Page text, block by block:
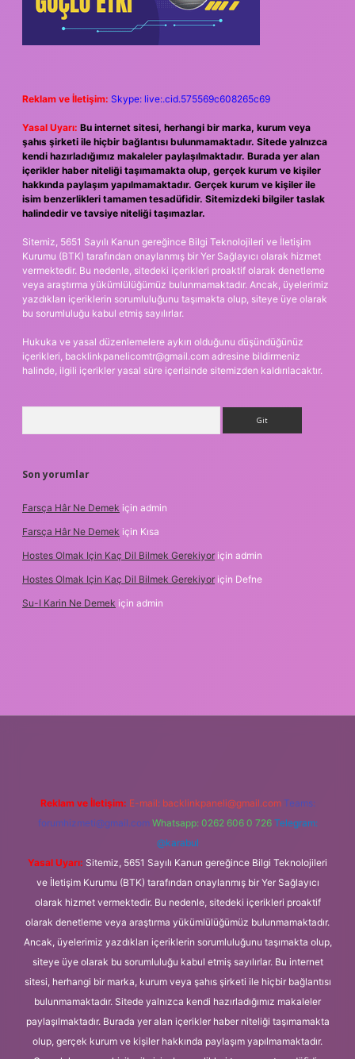
Reklam ve İletişim: Skype: live:.cid.575569c608265c69
Yasal Uyarı: Bu internet sitesi, herhangi bir marka, kurum veya
şahıs şirketi ile hiçbir bağlantısı bulunmamaktadır. Sitede yalnızca
kendi hazırladığımız makaleler paylaşılmaktadır. Burada yer alan
içerikler haber niteliği taşımamakta olup, gerçek kurum ve kişiler
hakkında paylaşım yapılmamaktadır. Gerçek kurum ve kişiler ile
isim benzerlikleri tamamen tesadüfidir. Sitemizdeki bilgiler taslak
halindedir ve tavsiye niteliği taşımazlar.
Sitemiz, 5651 Sayılı Kanun gereğince Bilgi Teknolojileri ve İletişim
Kurumu (BTK) tarafından onaylanmış bir Yer Sağlayıcı olarak hizmet
vermektedir. Bu nedenle, sitedeki içerikleri proaktif olarak denetleme
veya araştırma yükümlülüğümüz bulunmamaktadır. Ancak, üyelerimiz
yazdıkları içeriklerin sorumluluğunu taşımakta olup, siteye üye olarak
bu sorumluluğu kabul etmiş sayılırlar.
Hukuka ve yasal düzenlemelere aykırı olduğunu düşündüğünüz
içerikleri, backlinkpanelicomtr@gmail.com adresine bildirmeniz
halinde, ilgili içerikler yasal süre içerisinde sitemizden kaldırılacaktır.
Son yorumlar
Farsça Hâr Ne Demek için admin
Farsça Hâr Ne Demek için Kısa
Hostes Olmak Için Kaç Dil Bilmek Gerekiyor için admin
Hostes Olmak Için Kaç Dil Bilmek Gerekiyor için Defne
Su-I Karin Ne Demek için admin
Reklam ve İletişim: E-mail: backlinkpaneli@gmail.com Teams:
forumhizmeti@gmail.com Whatsapp: 0262 606 0 726 Telegram:
@karabul
Yasal Uyarı: Sitemiz, 5651 Sayılı Kanun gereğince Bilgi Teknolojileri
ve İletişim Kurumu (BTK) tarafından onaylanmış bir Yer Sağlayıcı
olarak hizmet vermektedir. Bu nedenle, sitedeki içerikleri proaktif
olarak denetleme veya araştırma yükümlülüğümüz bulunmamaktadır.
Ancak, üyelerimiz yazdıkları içeriklerin sorumluluğunu taşımakta olup,
siteye üye olarak bu sorumluluğu kabul etmiş sayılırlar. Bu internet
sitesi, herhangi bir marka, kurum veya şahıs şirketi ile hiçbir bağlantısı
bulunmamaktadır. Sitede yalnızca kendi hazırladığımız makaleler
paylaşılmaktadır. Burada yer alan içerikler haber niteliği taşımamakta
olup, gerçek kurum ve kişiler hakkında paylaşım yapılmamaktadır.